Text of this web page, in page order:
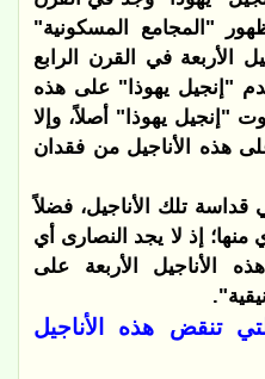
"المجامع المسكونية"
الأربعة في القرن الرابع
"إنجيل يهوذا" على هذه
"إنجيل يهوذا" أصلاً، وإلا
هذه الأناجيل من فقدان
تلك الأناجيل، فضلاً
إذ لا يجد النصارى أي
الأربعة على
تنقض هذه الأناجيل